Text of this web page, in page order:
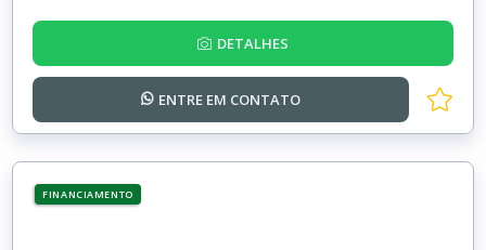
DETALHES
ENTRE EM CONTATO
FINANCIAMENTO